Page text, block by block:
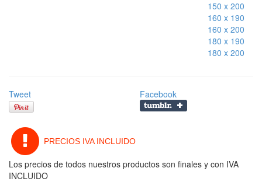
150 x 200
160 x 190
160 x 200
180 x 190
180 x 200
Tweet Facebook
PRECIOS IVA INCLUIDO
Los precios de todos nuestros productos son finales y con IVA
INCLUIDO